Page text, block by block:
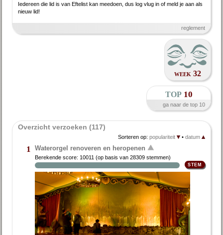
Iedereen die lid is van Eftelist kan meedoen, dus log vlug in of meld je aan als
nieuw lid!
reglement
week 32
top 10
ga naar de top 10
Overzicht verzoeken (117)
Sorteren op: populariteit • datum
1 Waterorgel renoveren en heropenen
Berekende score: 10011 (op basis van28309 stemmen)